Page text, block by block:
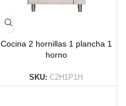
Cocina 2 hornillas 1 plancha 1
horno
SKU:C2H1P1H